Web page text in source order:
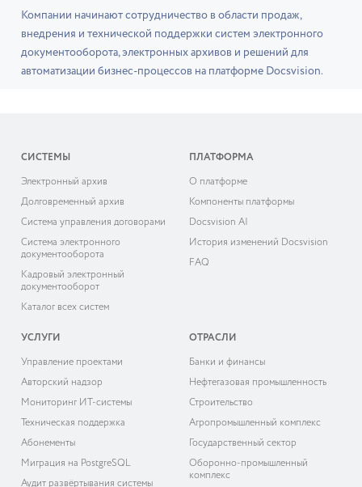
Компании начинают сотрудничество в области продаж,
внедрения и технической поддержки систем электронного
документооборота, электронных архивов и решений для
автоматизации бизнес-процессов на платформе Docsvision.
СИСТЕМЫ
Электронный архив
Долговременный архив
Система управления договорами
Система электронного
документооборота
Кадровый электронный
документооборот
Каталог всех систем
ПЛАТФОРМА
О платформе
Компоненты платформы
Docsvision AI
История изменений Docsvision
FAQ
УСЛУГИ
Управление проектами
Авторский надзор
Мониторинг ИТ-системы
Техническая поддержка
Абонементы
Миграция на PostgreSQL
Аудит развёртывания системы
ОТРАСЛИ
Банки и финансы
Нефтегазовая промышленность
Строительство
Агропромышленный комплекс
Государственный сектор
Оборонно-промышленный
комплекс